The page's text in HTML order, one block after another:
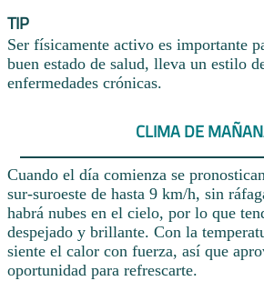
TIP
Ser físicamente activo es importante
buen estado de salud, lleva un estilo
enfermedades crónicas.
CLIMA DE
Cuando el día comienza se
sur-suroeste de hasta 9 km/h, sin
habrá nubes en el cielo, por lo que
despejado y brillante. Con la
siente el calor con fuerza, así que
oportunidad para refrescarte.